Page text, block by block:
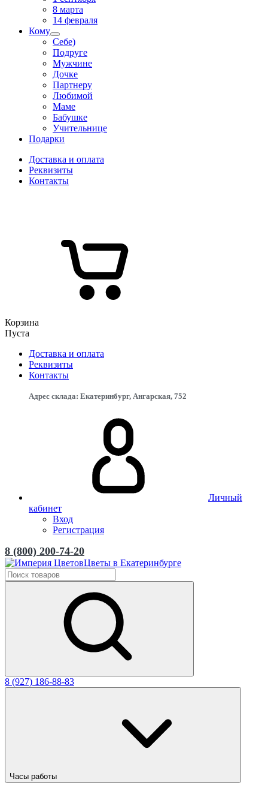
8 марта
14 февраля
Кому
Себе)
Подруге
Мужчине
Дочке
Партнеру
Любимой
Маме
Бабушке
Учительнице
Подарки
Доставка и оплата
Реквизиты
Контакты
Корзина
Пуста
Доставка и оплата
Реквизиты
Контакты
Адрес склада: Екатеринбург, ​Ангарская, 75​2
Личный
кабинет
Вход
Регистрация
8 (800) 200-74-20
Цветы в Екатеринбурге
8 (927) 186-88-83
Часы работы